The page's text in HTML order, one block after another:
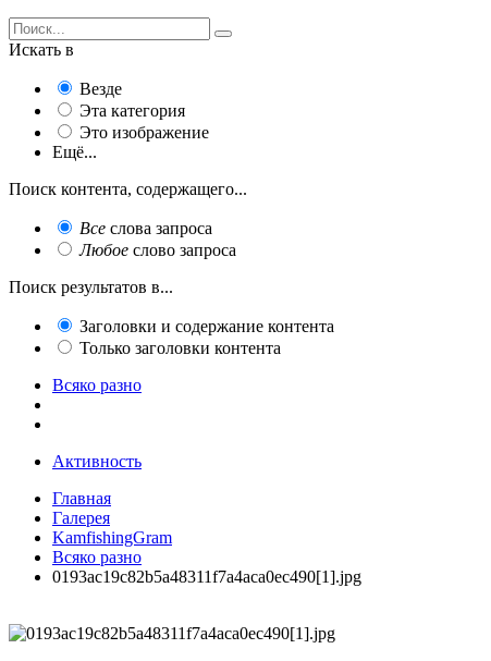
Искать в
Везде
Эта категория
Это изображение
Ещё...
Поиск контента, содержащего...
Все слова запроса
Любое слово запроса
Поиск результатов в...
Заголовки и содержание контента
Только заголовки контента
Всяко разно
Активность
Главная
Галерея
KamfishingGram
Всяко разно
0193ac19c82b5a48311f7a4aca0ec490[1].jpg